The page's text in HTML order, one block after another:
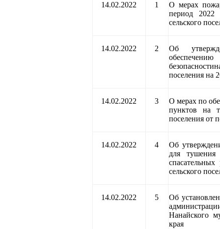
14.02.2022 1
О мерах
период 2022
сельского
14.02.2022 2
Об
безопасности
поселения на
14.02.2022 3
О мерах по
пунктов на
поселения от
14.02.2022 4
Об
для
сельского
14.02.2022 5
Об
Нанайского
края